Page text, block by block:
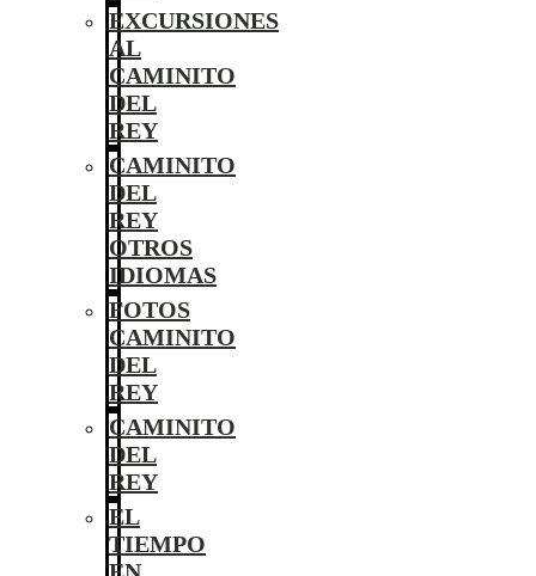
EXCURSIONES
AL
CAMINITO
DEL
REY
CAMINITO
DEL
REY
OTROS
IDIOMAS
FOTOS
CAMINITO
DEL
REY
CAMINITO
DEL
REY
EL
TIEMPO